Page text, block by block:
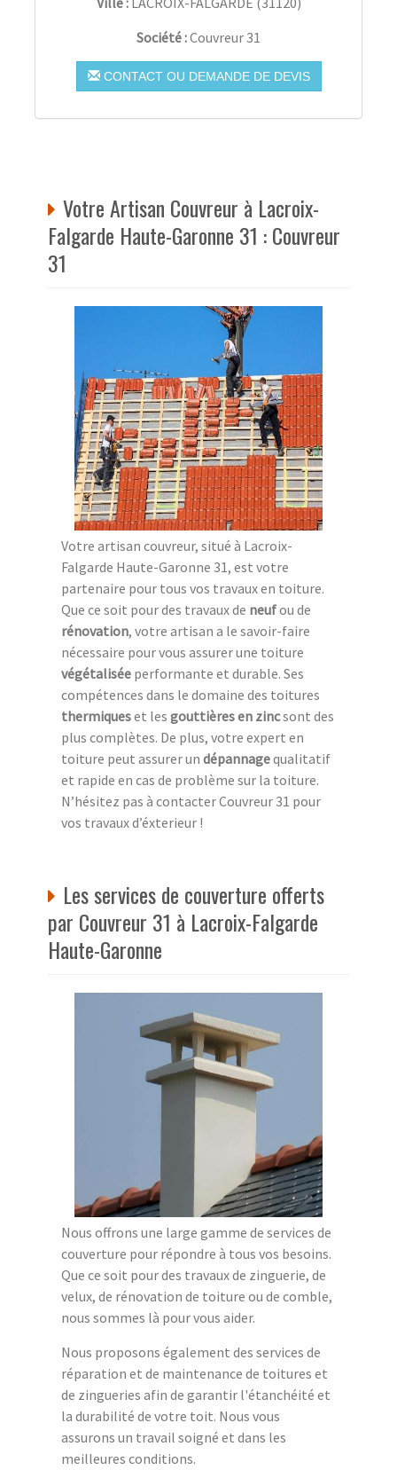
Société :Couvreur 31
CONTACT OU DEMANDE DE DEVIS
Votre Artisan Couvreur à Lacroix-
Falgarde Haute-Garonne 31 : Couvreur
31
Votre artisan couvreur, situé à Lacroix-
Falgarde Haute-Garonne 31, est votre
partenaire pour tous vos travaux en toiture.
Que ce soit pour des travaux de neufou de
rénovation, votre artisan a le savoir-faire
nécessaire pour vous assurer une toiture
végétalisée performante et durable. Ses
compétences dans le domaine des toitures
thermiqueset les gouttières en zincsont des
plus complètes. De plus, votre expert en
toiture peut assurer un dépannagequalitatif
et rapide en cas de problème sur la toiture.
N’hésitez pas à contacter Couvreur 31 pour
vos travaux d’éxterieur !
Les services de couverture offerts
par Couvreur 31 à Lacroix-Falgarde
Haute-Garonne
Nous offrons une large gamme de services de
couverture pour répondre à tous vos besoins.
Que ce soit pour des travaux de zinguerie, de
velux, de rénovation de toiture ou de comble,
nous sommes là pour vous aider.
Nous proposons également des services de
réparation et de maintenance de toitures et
de zingueries afin de garantir l'étanchéité et
la durabilité de votre toit. Nous vous
assurons un travail soigné et dans les
meilleures conditions.